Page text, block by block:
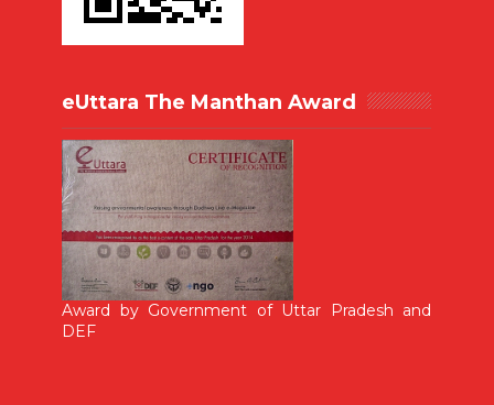
eUttara The Manthan Award
Award by Government of Uttar Pradesh and
DEF